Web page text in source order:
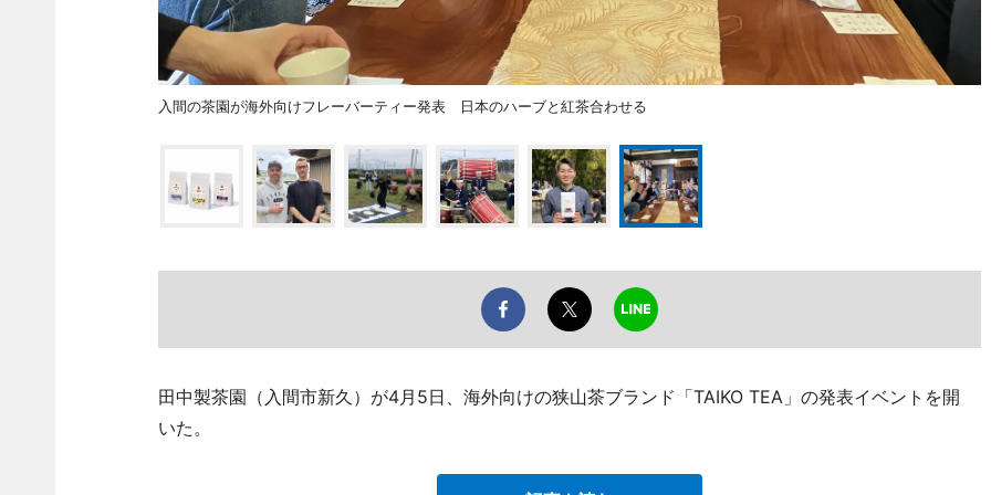
入間の茶園が海外向けフレーバーティー発表 日本のハーブと紅茶合わせる
田中製茶園（入間市新久）が4月5日、海外向けの狭山茶ブランド「TAIKO TEA」の発表イベントを開
いた。